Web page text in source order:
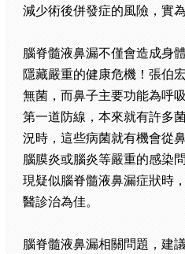
減少術後併發症的風險，實為
腦脊髓液鼻漏不僅會造成身
隱藏嚴重的健康危機！張伯
無菌，而鼻子主要功能為呼
第一道防線，本來就有許多
況時，這些病菌就有機會從
腦膜炎或腦炎等嚴重的感染
現疑似腦脊髓液鼻漏症狀時
醫診治為佳。
腦脊髓液鼻漏相關問題，建